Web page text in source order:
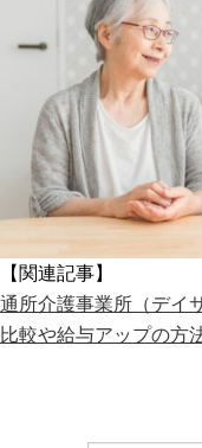
【関連記事】
通所介護事業所（デイ
比較や給与アップの方